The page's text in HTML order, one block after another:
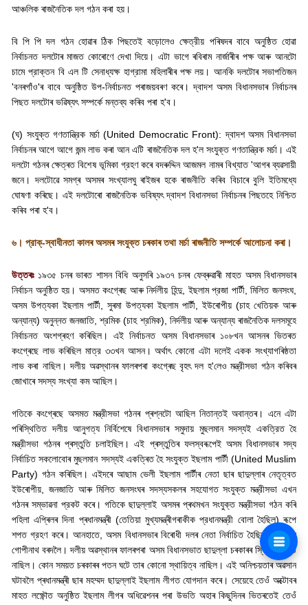
আঞ্চলিক ৰাজনৈতিক দল গঠন কৰা হয়।
বি পি পি দল গঠন হোৱাৰ ঠিক পিছতেই বড়োলেও ক্ষেত্রীয় পৰিষদৰ বাবে অনুষ্ঠিত হোৱা
নিৰ্বাচনত দলটোৰ মাজত কোৰোণে দেখা দিয়ে। এটা ভাগে ৰবিৰাম নাৰ্জাৰীৰ পক্ষ আৰু আনটো
চামে প্রাক্তন বি এল টি সেনাধ্যক্ষ হাগ্রামা মহিলাৰীৰ পক্ষ লয়। আনকি দলটোৰ সভাপতিজন
'বনৰগাঁও'ৰ বাবে অনুষ্ঠিত উপ-নির্বাচনত পৰাজয়বৰণ কৰে। দ্বাদশ অসম বিধানসভাৰ নিৰ্বাচনৰ
পিছত দলটোৰ ভৱিষ্যৎ সম্পর্কে মন্তব্য কৰিব পৰা হ'ব।
(ঘ) সংযুক্ত গণতান্ত্রিক মর্চা (United Democratic Front):দ্বাদশ অসম বিধানসভা
নির্বাচনৰ আগে আগে জন্ম লাভ কৰা আন এটি ৰাজনৈতিক দল হ'ল সংযুক্ত গণতান্ত্রিক মর্চা। এই
দলটো গঠনৰ ক্ষেত্ৰত বিশেষ ভূমিকা গ্রহণ কৰে বদৰুদ্দিন আজমল নামৰ বিখ্যাত'আগৰ ব্যৱসায়ী
জনে। দলটোৱে সমগ্ৰ অসমৰ সংখ্যালঘু ৰাইজৰ হকে ৰাজনীতি কৰিব বিচাৰে বুলি ইতিমধ্যে
ঘোষণা কৰিছে। এই দলটোৰো ৰাজনৈতিক ভবিষ্যৎ দ্বাদশ বিধানসভা নির্বাচনৰ পিছতহে নিশ্চিত
কৰিব পৰা হ'ব।
৬। প্রাক্-স্বাধীনতা কালৰ অসমৰ সংযুক্ত চৰকাৰ তথা মৰ্চা ৰাজনীতি সম্পর্কে আলোচনা কৰা।
উত্তৰঃ ১৯৩৫ চনৰ ভাৰত শাসন বিধি অনুসৰি ১৯৩৭ চনৰ ফেব্ৰুৱাৰী মাহত অসম বিধানসভাৰ
নির্বাচন অনুষ্ঠিত হয়। অসমত কংগ্ৰেছ আৰু নির্দলীয় হিন্দু,ইছলাম প্রজা পার্টী,মিলিত জনসংঘ
অসম উপত্যকা ইছলাম পার্টী
সুৰমা উপত্যকা ইছলাম পার্টী ,ইউৰোপীয় (চাহ খেতিয়ক আৰু
অন্যান্য) অনুন্নত জনজাতি,শ্রমিক (চাহ শ্রমিক) নির্দলীয় আৰু অন্যান্য ৰাজনৈতিক দলসমূহে
নির্বাচনত অংশগ্ৰহণ কৰিছিল। এই নির্বাচনত অসম বিধানসভাৰ ১০৮খন আসনৰ ভিতৰত
কংগ্ৰেছে লাভ কৰিছিল মাত্র ৩৩খন আসন। অর্থাৎ কোনো এটা দলেই একক সংখ্যাগৰিষ্ঠতা
লাভ কৰা নাছিল। দলীয় অৱস্থানৰ ফালৰপৰা কংগ্ৰেছ বৃহৎ দল হ'লেও মন্ত্রীসভা গঠন কৰিবৰ
জোখাৰে সদস্য সংখ্যা কম আছিল।
গতিকে কংগ্ৰেছে অসমত মন্ত্রীসভা গঠনৰ প্ৰশ্নটো আছিল নিতান্তই অবান্তৰ। এনে এটা
পৰিস্থিতিত দলীয় আনুগত্য নির্বিশেষে বিধানসভাৰ সমুদায় মুছলমান সদস্যই একত্রিত হৈ
মন্ত্রীসভা গঠনৰ প্ৰস্তুতি চলাইছিল। এই প্ৰস্তুতিৰ ফলস্বৰূপেই অসম বিধানসভাৰ সদ্য
নির্বাচিত সকলোবোৰ মুছলমান সদস্যই একত্ৰিত হৈ সংযুক্ত ইছলাম পার্টী (United Muslim
Party) গঠন কৰিছিল। এইদৰে আছাম ভেলী ইছলাম পার্টীৰ নেতা ছাৰ ছাদুল্লাৰ নেতৃত্বত
ইউৰোপীয়
জনজাতি আৰু মিলিত জনসংঘৰ সদস্যসকলৰ সহযোগত সংযুক্ত মন্ত্রীসভা এখন
গঠনৰ সম্ভাৱনা প্রকট কৰে। গতিকে ছাদুল্লাই অসমৰ প্ৰথমখন সংযুক্ত মন্ত্রীসভা গঠন কৰি
পহিলা এপ্ৰিলৰ দিনা প্ৰধানমন্ত্ৰী (তেতিয়া মুখ্যমন্ত্ৰীগৰাকীক প্রধানমন্ত্রী বোলা হৈছিল) ৰূপে
শপত গ্রহণ কৰে। আনহাতে,অসম বিধানসভাৰ বিৰোধী দলৰ নেতা নির্বাচিত হৈছিল কংগ্ৰেছৰ
গোপীনাথ বৰদলৈ। দলীয় অৱস্থানৰ ফালৰপৰা অসম বিধানসভাত ছাদুল্লা চৰকাৰৰ স্থিতি মজবুত
নাছিল। কোন সময়ত চৰকাৰৰ পতন ঘটে তাৰ কোনো স্থায়িত্ব নাছিল। এই অনিশ্চয়তাৰ অৱসান
ঘটাবলৈ প্ৰধানমন্ত্ৰী ছাৰ মহম্মদ ছাদুল্লাই ইছলাম লীগত যোগদান কৰে। সেয়েহে তেওঁ অক্টোবৰ
মাহত লক্ষ্ণৌত অনুষ্ঠিত ইছলাম লীগৰ অধিৱেশনৰ পৰা উভতি অহাৰ কিছুদিনৰ ভিতৰতেই তেওঁ